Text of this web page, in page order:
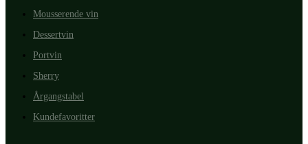
Mousserende vin
Dessertvin
Portvin
Sherry
Årgangstabel
Kundefavoritter